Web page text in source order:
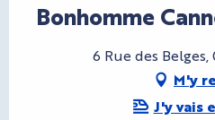
Bonhomme
6 Rue des
M'y
J'y vais